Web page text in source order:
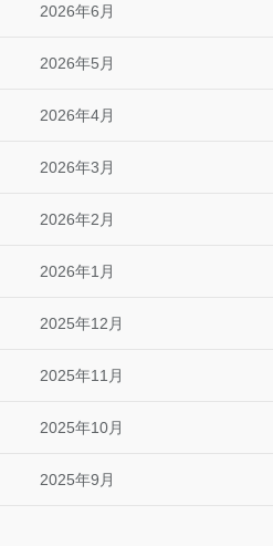
2026年6月
2026年5月
2026年4月
2026年3月
2026年2月
2026年1月
2025年12月
2025年11月
2025年10月
2025年9月